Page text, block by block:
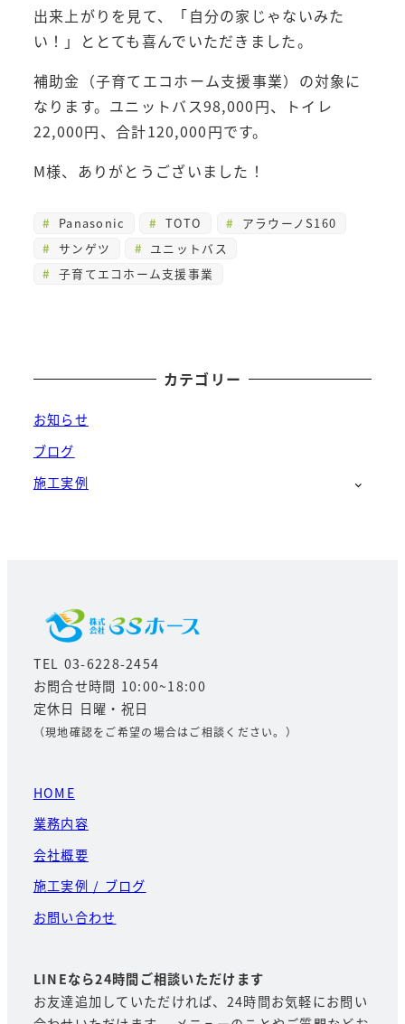
出来上がりを見て、「自分の家じゃないみた
い！」ととても喜んでいただきました。
補助金（子育てエコホーム支援事業）の対象に
なります。ユニットバス98,000円、トイレ
22,000円、合計120,000円です。
M様、ありがとうございました！
Panasonic TOTO
アラウーノS160
サンゲツ
ユニットバス
子育てエコホーム支援事業
カテゴリー
お知らせ
ブログ
施工実例
TEL 03-6228-2454
お問合せ時間 10:00~18:00
定休日 日曜・祝日
（現地確認をご希望の場合はご相談ください。）
HOME
業務内容
会社概要
施工実例 / ブログ
お問い合わせ
LINEなら24時間ご相談いただけます
お友達追加していただければ、24時間お気軽にお問い